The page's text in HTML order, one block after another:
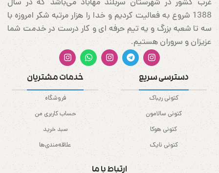
1388 شروع به فعالیت کردیم و خدا را هزار مرتبه شکر امروزه با
سه تا شعبه بزرگ و یه تیم حرفه ای و کار درست در خدمت شما
عزیزان و سروران هستیم.
دسترسی سریع
کتونی ریباک
کتونی سالامون
کتونی هوکا
کتونی نایک
خدمات مشتریان
فروشگاه
حساب کاربری من
سبد خرید
علاقه‌مندی‌ها
ارتباط با ما